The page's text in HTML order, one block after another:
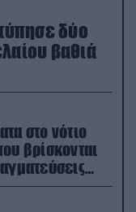
δύο
βαθιά
στο νότιο
βρίσκονται